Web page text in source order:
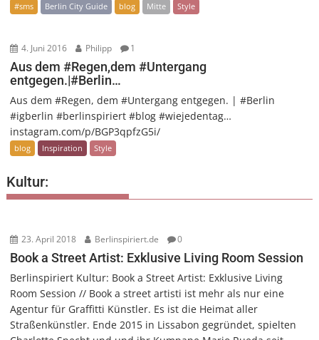
#sms Berlin City Guide blog Mitte Style
4. Juni 2016 Philipp 1
Aus dem #Regen,dem #Untergang
entgegen.|#Berlin…
Aus dem #Regen, dem #Untergang entgegen. | #Berlin
#igberlin #berlinspiriert #blog #wiejedentag…
instagram.com/p/BGP3qpfzG5i/
blog Inspiration Style
Kultur:
23. April 2018 Berlinspiriert.de 0
Book a Street Artist: Exklusive Living Room Session
Berlinspiriert Kultur: Book a Street Artist: Exklusive Living
Room Session // Book a street artisti ist mehr als nur eine
Agentur für Graffitti Künstler. Es ist die Heimat aller
Straßenkünstler. Ende 2015 in Lissabon gegründet, spielten